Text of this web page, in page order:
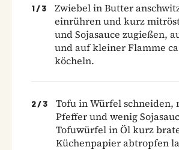
1 / 3
Zwiebel in Butter
einrühren und kurz
und Sojasauce zugießen,
und auf kleiner Flamme
köcheln.
2 / 3
Tofu in Würfel schneiden,
Pfeffer und wenig
Tofuwürfel in Öl kurz
Küchenpapier abtropfen